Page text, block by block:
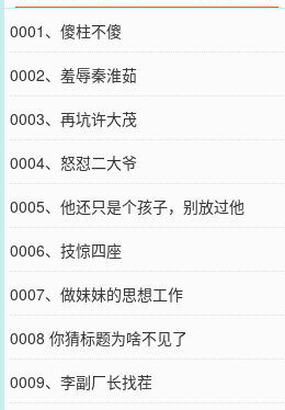
0001、傻柱不傻
0002、羞辱秦淮茹
0003、再坑许大茂
0004、怒怼二大爷
0005、他还只是个孩子，别放过他
0006、技惊四座
0007、做妹妹的思想工作
0008 你猜标题为啥不见了
0009、李副厂长找茬